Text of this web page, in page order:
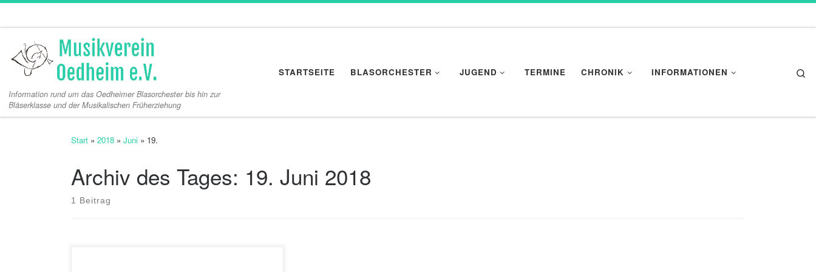
Information rund um das Oedheimer Blasorchester bis hin zur
Bläserklasse und der Musikalischen Früherziehung
STARTSEITE BLASORCHESTER JUGEND TERMINE CHRONIK INFORMATIONEN
Start » 2018 » Juni » 19.
Archiv des Tages: 19. Juni 2018
1 Beitrag